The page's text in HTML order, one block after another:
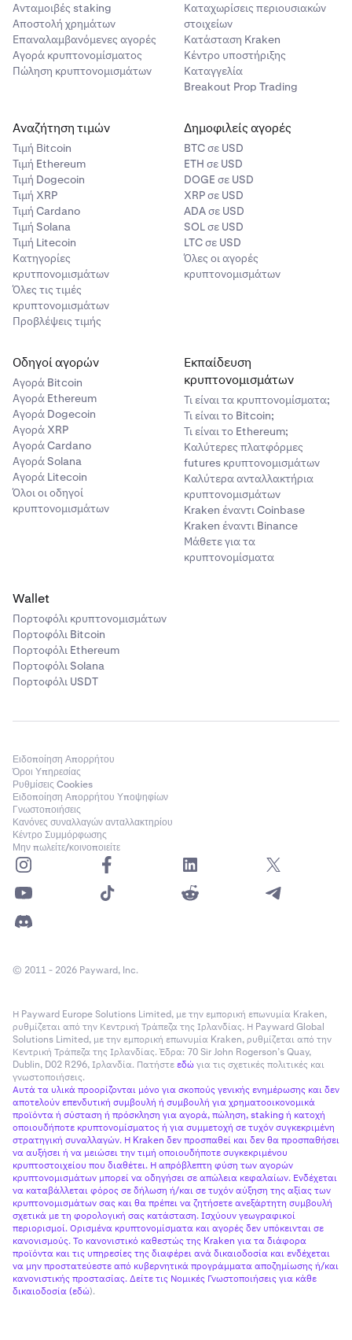
Ανταμοιβές staking
Αποστολή χρημάτων
Επαναλαμβανόμενες αγορές
Αγορά κρυπτονομίσματος
Πώληση κρυπτονομισμάτων
Καταχωρίσεις περιουσιακών
στοιχείων
Κατάσταση Kraken
Κέντρο υποστήριξης
Καταγγελία
Breakout Prop Trading
Αναζήτηση τιμών
Τιμή Βitcoin
Τιμή Ethereum
Τιμή Dogecoin
Τιμή XRP
Τιμή Cardano
Τιμή Solana
Τιμή Litecoin
Κατηγορίες
κρυτπονομισμάτων
Όλες τις τιμές
κρυπτονομισμάτων
Προβλέψεις τιμής
Δημοφιλείς αγορές
BTC σε USD
ETH σε USD
DOGE σε USD
XRP σε USD
ADA σε USD
SOL σε USD
LTC σε USD
Όλες οι αγορές
κρυπτονομισμάτων
Οδηγοί αγορών
Αγορά Bitcoin
Αγορά Ethereum
Αγορά Dogecoin
Αγορά XRP
Αγορά Cardano
Αγορά Solana
Αγορά Litecoin
Όλοι οι οδηγοί
κρυπτονομισμάτων
Εκπαίδευση
κρυπτονομισμάτων
Τι είναι τα κρυπτονομίσματα;
Τι είναι το Bitcoin;
Τι είναι το Ethereum;
Καλύτερες πλατφόρμες
futures κρυπτονομισμάτων
Καλύτερα ανταλλακτήρια
κρυπτονομισμάτων
Kraken έναντι Coinbase
Kraken έναντι Binance
Μάθετε για τα
κρυπτονομίσματα
Wallet
Πορτοφόλι κρυπτονομισμάτων
Πορτοφόλι Bitcoin
Πορτοφόλι Ethereum
Πορτοφόλι Solana
Πορτοφόλι USDT
Ειδοποίηση Απορρήτου
Όροι Υπηρεσίας
Ρυθμίσεις Cookies
Ειδοποίηση Απορρήτου Υποψηφίων
Γνωστοποιήσεις
Κανόνες συναλλαγών ανταλλακτηρίου
Κέντρο Συμμόρφωσης
Μην πωλείτε/κοινοποιείτε
© 2011 - 2026 Payward, Inc.
Η Payward Europe Solutions Limited, με την εμπορική επωνυμία Kraken,
ρυθμίζεται από την Κεντρική Τράπεζα της Ιρλανδίας. Η Payward Global
Solutions Limited, με την εμπορική επωνυμία Kraken, ρυθμίζεται από την
Κεντρική Τράπεζα της Ιρλανδίας. Έδρα: 70 Sir John Rogerson’s Quay,
Dublin, D02 R296, Ιρλανδία. Πατήστεεδώγια τις σχετικές πολιτικές και
γνωστοποιήσεις.
Αυτά τα υλικά προορίζονται μόνο για σκοπούς γενικής ενημέρωσης και δεν
αποτελούν επενδυτική συμβουλή ή συμβουλή για χρηματοοικονομικά
προϊόντα ή σύσταση ή πρόσκληση για αγορά, πώληση, staking ή κατοχή
οποιουδήποτε κρυπτονομίσματος ή για συμμετοχή σε τυχόν συγκεκριμένη
στρατηγική συναλλαγών. Η Kraken δεν προσπαθεί και δεν θα προσπαθήσει
να αυξήσει ή να μειώσει την τιμή οποιουδήποτε συγκεκριμένου
κρυπτοστοιχείου που διαθέτει. Η απρόβλεπτη φύση των αγορών
κρυπτονομισμάτων μπορεί να οδηγήσει σε απώλεια κεφαλαίων. Ενδέχεται
να καταβάλλεται φόρος σε δήλωση ή/και σε τυχόν αύξηση της αξίας των
κρυπτονομισμάτων σας και θα πρέπει να ζητήσετε ανεξάρτητη συμβουλή
σχετικά με τη φορολογική σας κατάσταση. Ισχύουν γεωγραφικοί
περιορισμοί. Ορισμένα κρυπτονομίσματα και αγορές δεν υπόκεινται σε
κανονισμούς. Το κανονιστικό καθεστώς της Kraken για τα διάφορα
προϊόντα και τις υπηρεσίες της διαφέρει ανά δικαιοδοσία και ενδέχεται
να μην προστατεύεστε από κυβερνητικά προγράμματα αποζημίωσης ή/και
κανονιστικής προστασίας. Δείτε τις Νομικές Γνωστοποιήσεις για κάθε
δικαιοδοσία (εδώ).